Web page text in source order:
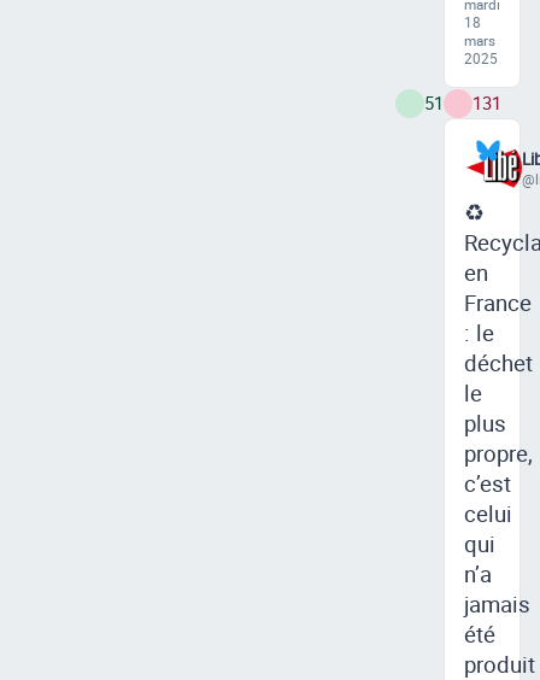
mardi
18
mars
2025
51 131
♻
en
France
: le
déchet
le
plus
propre,
c’est
celui
qui
n’a
jamais
été
produit